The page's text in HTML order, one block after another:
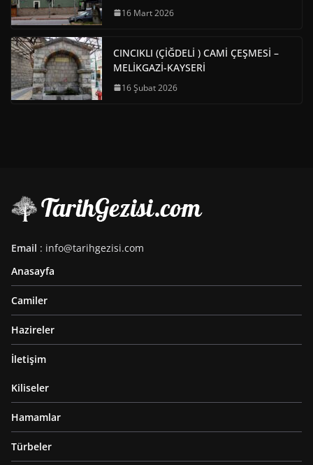
16 Mart 2026
CINCIKLI (ÇİĞDELİ ) CAMİ ÇEŞMESİ –
MELİKGAZİ-KAYSERİ
16 Şubat 2026
Email : info@tarihgezisi.com
Anasayfa
Camiler
Hazireler
İletişim
Kiliseler
Hamamlar
Türbeler